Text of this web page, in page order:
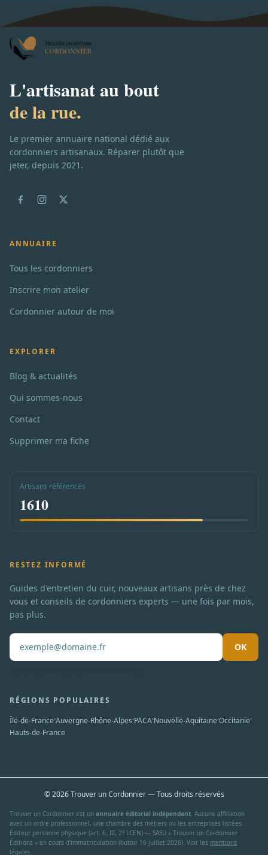
L'artisanat au bout
de la rue.
Le premier annuaire national dédié aux
cordonniers artisanaux. Réparer plutôt que
jeter, depuis 2021.
ANNUAIRE
Tous les cordonniers
Inscrire mon atelier
Cordonnier autour de moi
EXPLORER
Blog & actualités
Qui sommes-nous
Contact
Supprimer ma fiche
Artisans référencés
1610
RESTEZ INFORMÉ
Guides d'entretien du cuir, nouveaux artisans près de chez
vous et conseils de cordonniers experts — une fois par mois,
pas plus.
OK
RÉGIONS POPULAIRES
Île-de-France·Auvergne-Rhône-Alpes·PACA·Nouvelle-Aquitaine·Occitanie·
Hauts-de-France
© 2026 Trouver un Cordonnier — Tous droits réservés
Trouver un Cordonnier est un annuaire éditorial indépendant. Aucune affiliation
avec un ordre professionnel, une chambre des métiers ou les entreprises listées.
Éditeur personne physique (art. 6, III, 2° LCEN) — SASU « Trouver un Cordonnier
Éditions » en cours d'immatriculation (butoir 16 juillet 2026). Voir les mentions
légales.